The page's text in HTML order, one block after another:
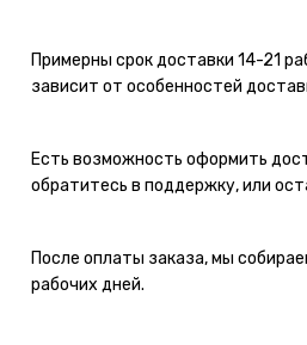
Примерны срок доставки 14-21
зависит от особенностей
Есть возможность оформить
обратитесь в поддержку, или
После оплаты заказа, мы
рабочих дней.